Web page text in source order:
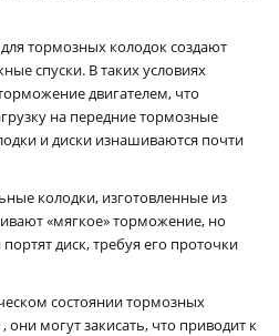
тормозных колодок создают
спуски. В таких условиях
двигателем, что
на передние тормозные
и диски изнашиваются почти
колодки, изготовленные из
«мягкое» торможение, но
диск, требуя его проточки
состоянии тормозных
могут закисать, что приводит к